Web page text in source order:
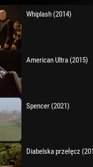
Whiplash (2014)
American Ultra (2015)
Spencer (2021)
Diabelska przełęcz